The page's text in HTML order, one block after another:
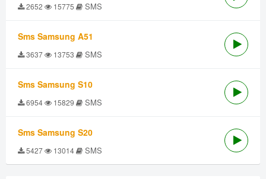
2652 15775 SMS
Sms Samsung A51
3637 13753 SMS
Sms Samsung S10
6954 15829 SMS
Sms Samsung S20
5427 13014 SMS